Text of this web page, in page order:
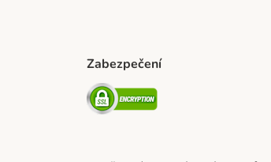
Zabezpečení
Security